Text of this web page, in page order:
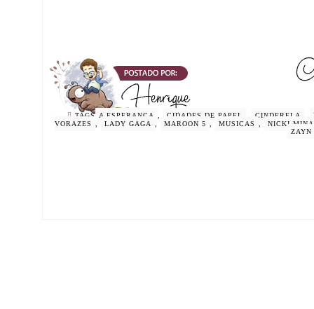
TAGS A ESPERANÇA , CIDADES DE PAPEL CINDERELA
VORAZES
, LADY GAGA , MAROON 5 , MUSICAS ,
NICKI